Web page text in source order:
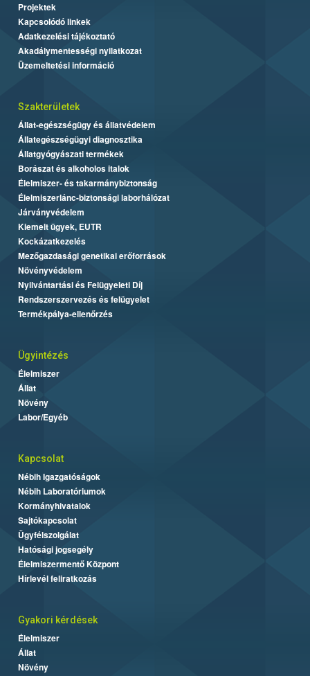
Projektek
Kapcsolódó linkek
Adatkezelési tájékoztató
Akadálymentességi nyilatkozat
Üzemeltetési információ
Szakterületek
Állat-egészségügy és állatvédelem
Állategészségügyi diagnosztika
Állatgyógyászati termékek
Borászat és alkoholos italok
Élelmiszer- és takarmánybiztonság
Élelmiszerlánc-biztonsági laborhálózat
Járványvédelem
Kiemelt ügyek, EUTR
Kockázatkezelés
Mezőgazdasági genetikai erőforrások
Növényvédelem
Nyilvántartási és Felügyeleti Díj
Rendszerszervezés és felügyelet
Termékpálya-ellenőrzés
Ügyintézés
Élelmiszer
Állat
Növény
Labor/Egyéb
Kapcsolat
Nébih Igazgatóságok
Nébih Laboratóriumok
Kormányhivatalok
Sajtókapcsolat
Ügyfélszolgálat
Hatósági jogsegély
Élelmiszermentő Központ
Hírlevél feliratkozás
Gyakori kérdések
Élelmiszer
Állat
Növény